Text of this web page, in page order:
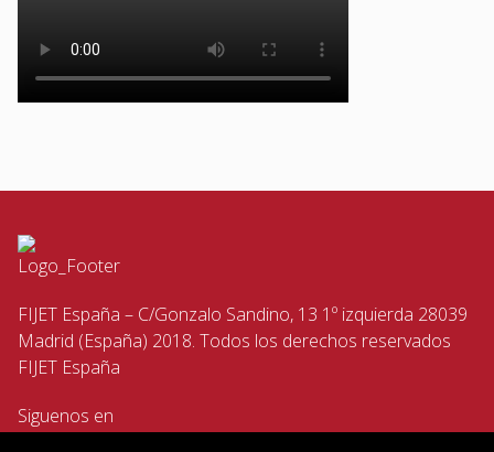
FIJET España – C/Gonzalo Sandino, 13 1º izquierda 28039
Madrid (España) 2018. Todos los derechos reservados
FIJET España
Siguenos en